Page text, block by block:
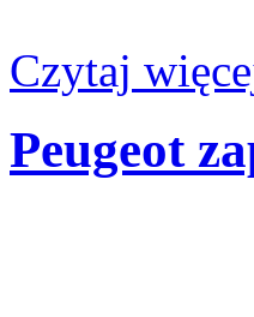
Czytaj
Peugeot